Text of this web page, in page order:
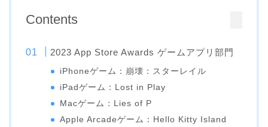
Contents
2023 App Store Awards ゲームアプリ部門
iPhoneゲーム：崩壊：スターレイル
iPadゲーム：Lost in Play
Macゲーム：Lies of P
Apple Arcadeゲーム：Hello Kitty Island